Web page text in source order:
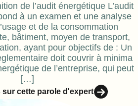
de l’audit énergétique L’audit
à un examen et une analyse
et de la consommation
bâtiment, moyen de transport,
ayant pour objectifs de : Un
doit couvrir à minima
de l’entreprise, qui peut
[…]
sur cette parole d'expert